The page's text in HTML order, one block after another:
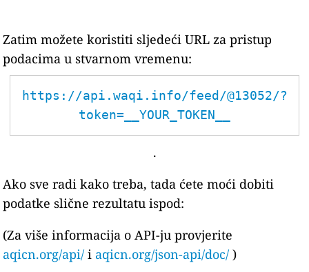
Zatim možete koristiti sljedeći URL za pristup
podacima u stvarnom vremenu:
https://api.waqi.info/feed/@13052/?
token=__YOUR_TOKEN__
.
Ako sve radi kako treba, tada ćete moći dobiti
podatke slične rezultatu ispod:
(Za više informacija o API-ju provjerite
aqicn.org/api/ i aqicn.org/json-api/doc/ )